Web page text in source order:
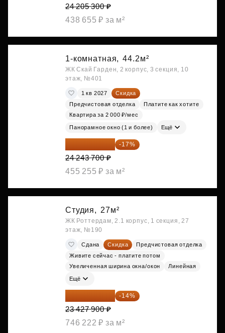
24 205 300 ₽
438 655 ₽ за м²
1-комнатная, 44.2м²
ЖК Скай Гарден, 2 корпус, 3 секция, 10
этаж, №401
1 кв 2027
Скидка
Предчистовая отделка
Платите как хотите
Квартира за 2 000 ₽/мес
Панорамное окно (1 и более) Ещё
20 122 271 ₽ -17%
24 243 700 ₽
455 255 ₽ за м²
Студия, 27м²
ЖК Роттердам, 2.1 корпус, 1 секция, 27
этаж, №190
Сдана Скидка
Предчистовая отделка
Живите сейчас - платите потом
Увеличенная ширина окна/окон
Линейная
Ещё
20 147 994 ₽ -14%
23 427 900 ₽
746 222 ₽ за м²